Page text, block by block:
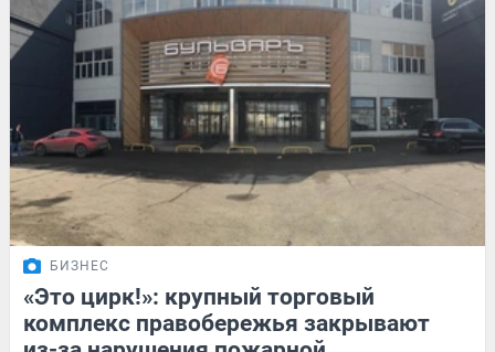
БИЗНЕС
«Это цирк!»: крупный торговый
комплекс правобережья закрывают